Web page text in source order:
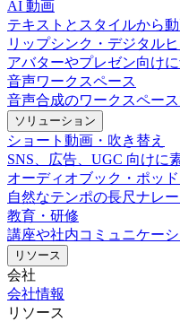
AI 動画
テキストとスタイルから
リップシンク・デジタル
アバターやプレゼン向け
音声ワークスペース
音声合成のワークスペー
ソリューション
ショート動画・吹き替え
SNS、広告、UGC 向けに
オーディオブック・ポッ
自然なテンポの長尺ナレ
教育・研修
講座や社内コミュニケー
リソース
会社
会社情報
リソース